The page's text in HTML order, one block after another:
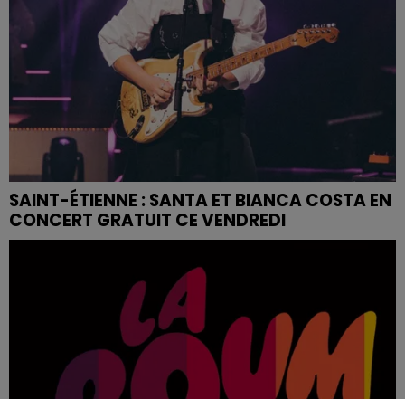
SAINT-ÉTIENNE : SANTA ET BIANCA COSTA EN
CONCERT GRATUIT CE VENDREDI